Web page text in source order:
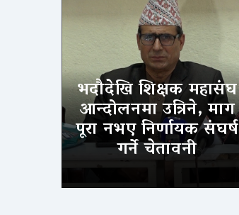
भदौदेखि शिक्षक महासंघ
आन्दोलनमा उत्रिने, माग
पूरा नभए निर्णायक संघर्ष
गर्ने चेतावनी